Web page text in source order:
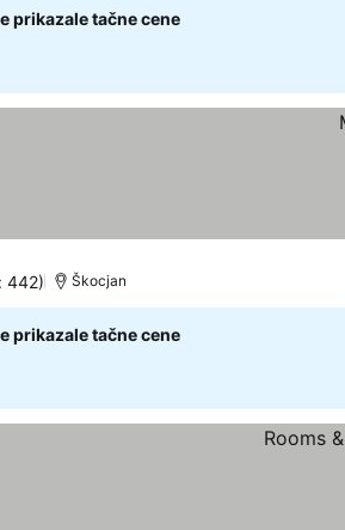
prikazale tačne cene
442) Škocjan
prikazale tačne cene